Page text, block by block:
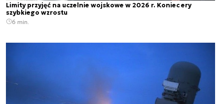
Limity przyjęć na uczelnie wojskowe w 2026 r. Koniec ery
szybkiego wzrostu
6 min.